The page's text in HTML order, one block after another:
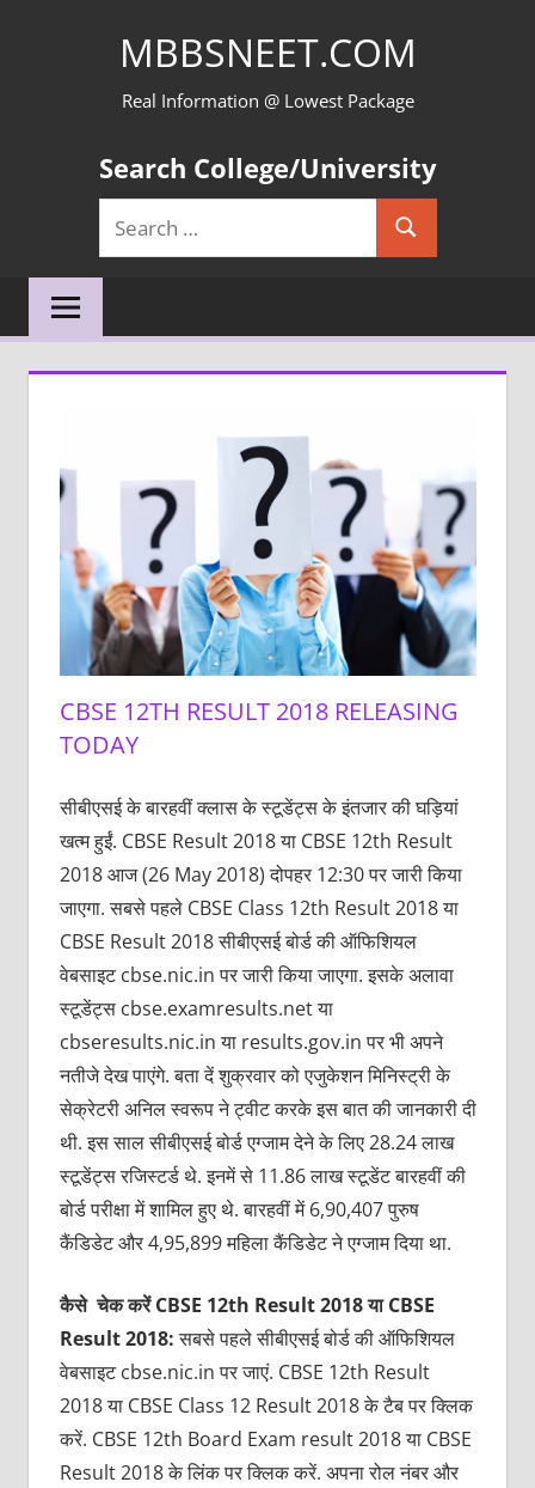
MBBSNEET.COM
Real Information @ Lowest Package
Search College/University
Search
for:
Search
CBSE 12TH RESULT 2018 RELEASING
TODAY
सीबीएसई के बारहवीं क्लास के स्टूडेंट्स के इंतजार की घड़ियां
खत्म हुईं. CBSE Result 2018 या CBSE 12th Result
2018 आज (26 May 2018) दोपहर 12:30 पर जारी किया
जाएगा. सबसे पहले CBSE Class 12th Result 2018 या
CBSE Result 2018 सीबीएसई बोर्ड की ऑफिशियल
वेबसाइट cbse.nic.in पर जारी किया जाएगा. इसके अलावा
स्टूडेंट्स cbse.examresults.net या
cbseresults.nic.in या results.gov.in पर भी अपने
नतीजे देख पाएंगे. बता दें शुक्रवार को एजुकेशन मिनिस्ट्री के
सेक्रेटरी अनिल स्वरूप ने ट्वीट करके इस बात की जानकारी दी
थी. इस साल सीबीएसई बोर्ड एग्जाम देने के लिए 28.24 लाख
स्टूडेंट्स रजिस्टर्ड थे. इनमें से 11.86 लाख स्टूडेंट बारहवीं की
बोर्ड परीक्षा में शामिल हुए थे. बारहवीं में 6,90,407 पुरुष
कैंडिडेट और 4,95,899 महिला कैंडिडेट ने एग्जाम दिया था.
कैसे चेक करें CBSE 12th Result 2018 या CBSE
Result 2018:सबसे पहले सीबीएसई बोर्ड की ऑफिशियल
वेबसाइट cbse.nic.in पर जाएं. CBSE 12th Result
2018 या CBSE Class 12 Result 2018 के टैब पर क्लिक
करें. CBSE 12th Board Exam result 2018 या CBSE
Result 2018 के लिंक पर क्लिक करें. अपना रोल नंबर और